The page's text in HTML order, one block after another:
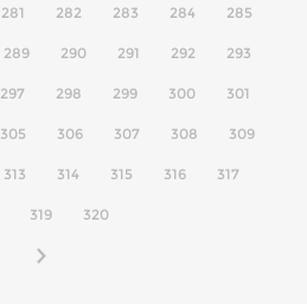
281 282 283 284 285
289 290 291 292 293
297 298 299 300 301
305 306 307 308 309
313 314 315 316 317
319 320